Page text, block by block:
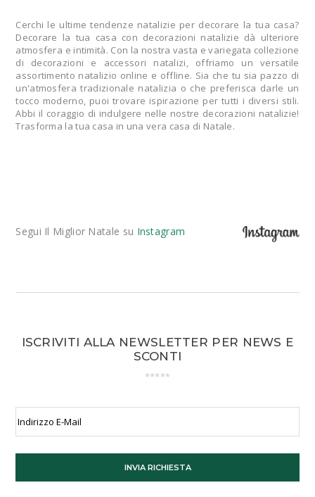
Cerchi le ultime tendenze natalizie per decorare la tua casa?
Decorare la tua casa con decorazioni natalizie dà ulteriore
atmosfera e intimità. Con la nostra vasta e variegata collezione
di decorazioni e accessori natalizi, offriamo un versatile
assortimento natalizio online e offline. Sia che tu sia pazzo di
un'atmosfera tradizionale natalizia o che preferisca darle un
tocco moderno, puoi trovare ispirazione per tutti i diversi stili.
Abbi il coraggio di indulgere nelle nostre decorazioni natalizie!
Trasforma la tua casa in una vera casa di Natale.
Segui Il Miglior Natale su Instagram
ISCRIVITI ALLA NEWSLETTER PER NEWS E
SCONTI